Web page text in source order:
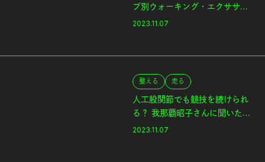
プ別ウォーキング・エクササイ
ズ
2023.11.07
整える 走る
人工股関節でも競技を続けられ
る？ 我那覇昭子さんに聞いたカ
ラダの連動の大切さ
2023.11.07